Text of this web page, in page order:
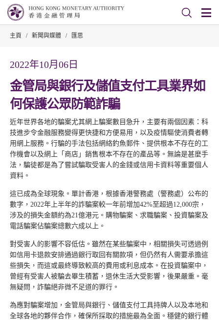
主頁 / 新聞與媒體 / 匯思
2022年10月06日
金管局與銀行及儲值支付工具業界如
何保護公眾防範詐騙
近年世界各地的騙案尤其網上騙案數目急升，主要有兩個因素：科
技進步令金融服務變得更快捷和方便易用，以及疫情驅使消費者轉
用網上服務。行騙的手法包括網絡釣魚郵件、提供根本不存在的工
作機會以及網上「商店」銷售根本不存在的產品等。無論是甚麼手
法，騙徒都是為了嘗試騙取受害人的金錢或信用卡資料等重要個人
資料。
這已成為全球現象。單計香港，根據香港警務處（警務處）公布的
數字，2022年上半年的詐騙案較一年前增加42%至超過12,000宗，
涉及的損失金額約為21億港元。購物騙案、求職騙案、投資騙案及
電話騙案佔騙案總數六成以上。
對受害人的影響不容低估。雖然在某些騙案中，相關損失可透過例
如信用卡退款安排通過銀行取回有關款項，但仍然有人需要承擔這
些損失，而這或最終導致較高的費用或利息成本。在投資騙案中，
曾經有受害人被騙去畢生積蓄，退休生活大受影響，後果嚴重。毫
無疑問，詐騙絕非微不足道的罪行。
為應對騙案增加，金管局與銀行、儲值支付工具持牌人以及本地和
全球各地的夥伴合作，確保所採取的措施最為全面。穩健的銀行體